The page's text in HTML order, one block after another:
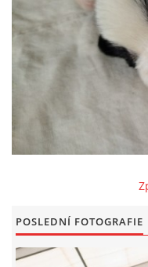
ŠTĚŇATA
VÝSTAVNÍ ÚSPĚCHY
KONTAKT
POSLEDNÍ FOTOGRAFIE